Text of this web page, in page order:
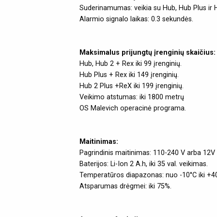
Suderinamumas: veikia su Hub, Hub Plus
Alarmio signalo laikas: 0.3 sekundės.
Maksimalus prijungtų įrenginių skaičius:
Hub, Hub 2 + Rex iki 99 įrenginių.
Hub Plus + Rex iki 149 įrenginių.
Hub 2 Plus +ReX iki 199 įrenginių.
Veikimo atstumas: iki 1800 metrų
OS Malevich operacinė programa.
Maitinimas:
Pagrindinis maitinimas: 110-240 V arba
Baterijos: Li-Ion 2 A.h, iki 35 val. veikimas.
Temperatūros diapazonas: nuo -10°C iki
Atsparumas drėgmei: iki 75%.